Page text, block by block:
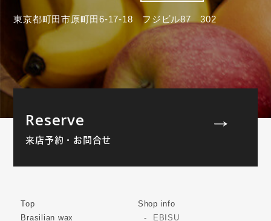
東京都町田市原町田6-17-18 フジビル87 302
Reserve
来店予約・お問合せ
Top
Brasilian wax
Shop info
EBISU